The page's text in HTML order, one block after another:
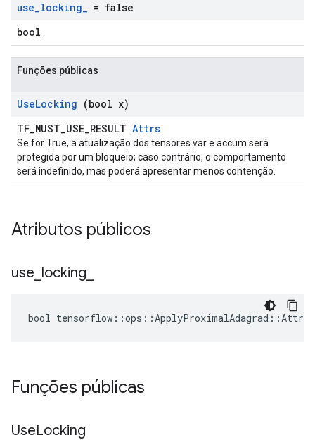
use_locking_ = false
bool
Funções públicas
UseLocking (bool x)
TF_MUST_USE_RESULT Attrs
Se for True, a atualização dos tensores var e accum será
protegida por um bloqueio; caso contrário, o comportamento
será indefinido, mas poderá apresentar menos contenção.
Atributos públicos
use locking
bool
Funções públicas
UseLocking